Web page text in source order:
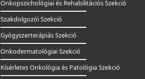
Onkopszichológiai és Rehabilitációs Szekció
Szakdolgozói Szekció
Gyógyszerterápiás Szekció
Onkodermatológiai Szekció
Kísérletes Onkológia és Patológia Szekció